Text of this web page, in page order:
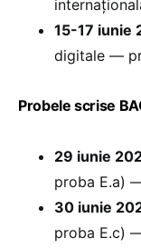
15-17 iunie
digitale —
Probele scrise
29 iunie
proba E.a)
30 iunie
proba E.c)